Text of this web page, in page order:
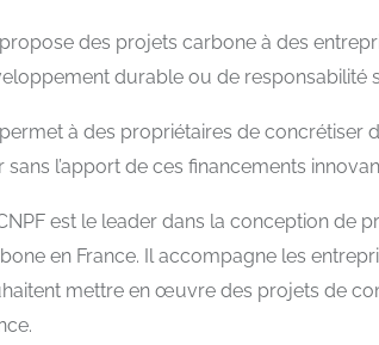
des projets carbone à des
durable ou de responsabilité
à des propriétaires de concrétiser
sans l’apport de ces financements
est le leader dans la conception de
en France. Il accompagne les
mettre en œuvre des projets de